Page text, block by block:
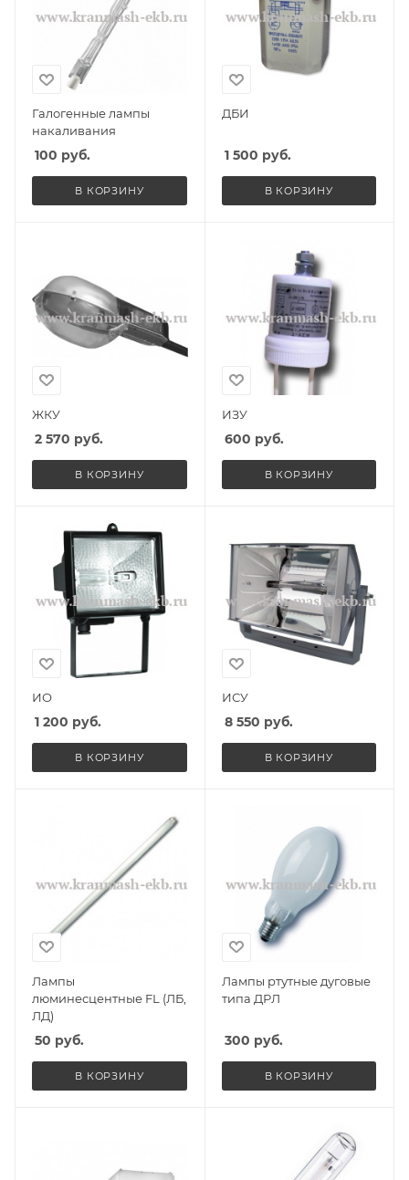
Галогенные лампы
накаливания
100 руб.
В КОРЗИНУ
ДБИ
1 500 руб.
В КОРЗИНУ
ЖКУ
2 570 руб.
В КОРЗИНУ
ИЗУ
600 руб.
В КОРЗИНУ
ИО
1 200 руб.
В КОРЗИНУ
ИСУ
8 550 руб.
В КОРЗИНУ
Лампы
люминесцентные FL (ЛБ,
ЛД)
50 руб.
В КОРЗИНУ
Лампы ртутные дуговые
типа ДРЛ
300 руб.
В КОРЗИНУ